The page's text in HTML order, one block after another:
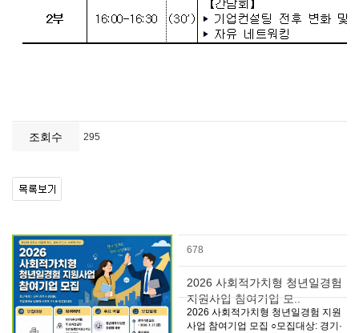
조회수 295
678
2026 사회적가치형 청년일경험
지원사업 참여기업 모..
2026 사회적가치형 청년일경험 지원
사업 참여기업 모집 ○모집대상: 경기·